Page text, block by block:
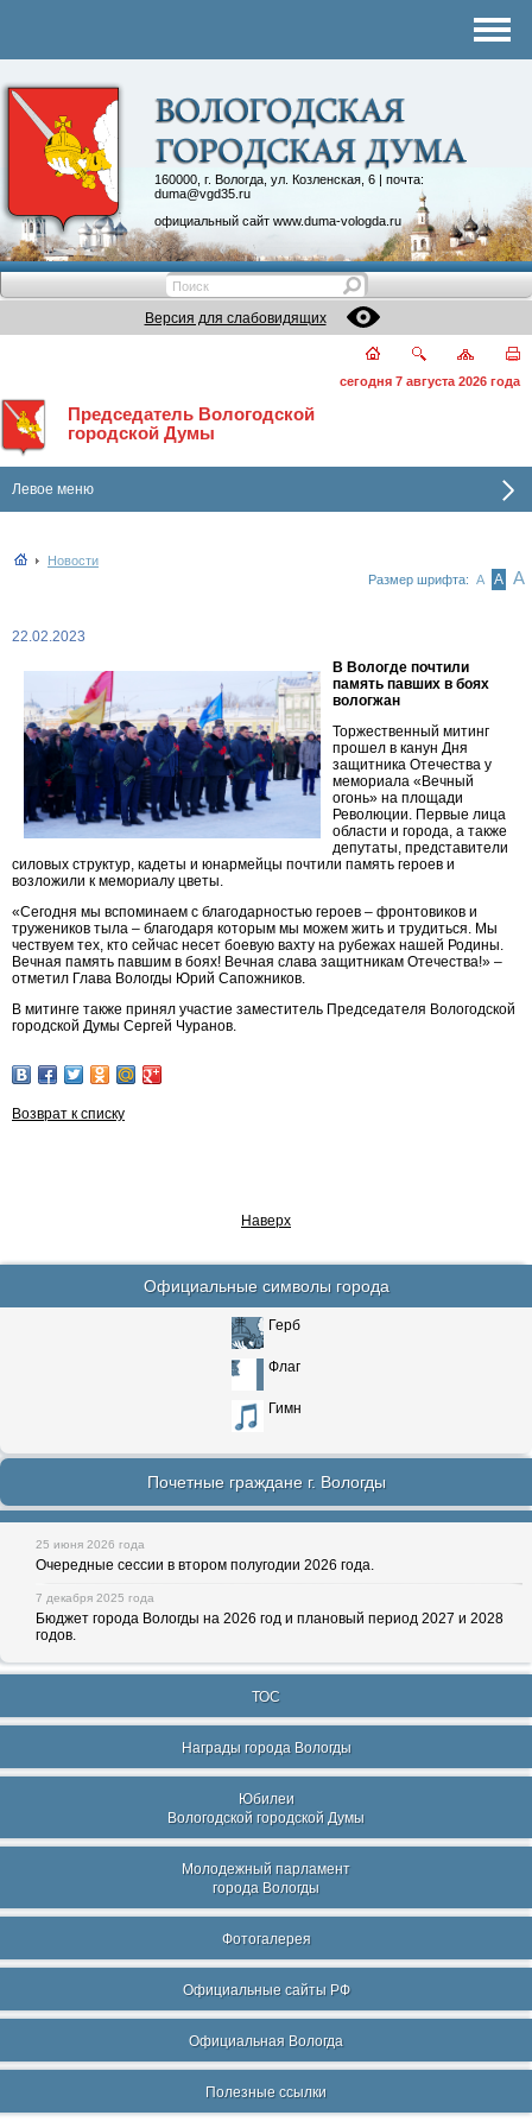
160000, г. Вологда, ул. Козленская, 6 | почта:
duma@vgd35.ru
официальный сайт www.duma-vologda.ru
Контакты
Депутатские объединения
Версия для слабовидящих
сегодня 7 августа 2026 года
Председатель Вологодской
городской Думы
Левое меню
Новости
Размер шрифта: А А А
22.02.2023
В Вологде почтили
память павших в боях
вологжан
Торжественный митинг
прошел в канун Дня
защитника Отечества у
мемориала «Вечный
огонь» на площади
Революции. Первые лица
области и города, а также
депутаты, представители
силовых структур, кадеты и юнармейцы почтили память героев и
возложили к мемориалу цветы.
«Сегодня мы вспоминаем с благодарностью героев – фронтовиков и
тружеников тыла – благодаря которым мы можем жить и трудиться. Мы
чествуем тех, кто сейчас несет боевую вахту на рубежах нашей Родины.
Вечная память павшим в боях! Вечная слава защитникам Отечества!» –
отметил Глава Вологды Юрий Сапожников.
В митинге также принял участие заместитель Председателя Вологодской
городской Думы Сергей Чуранов.
Возврат к списку
Наверх
Официальные символы города
Герб
Флаг
Гимн
Почетные граждане г. Вологды
25 июня 2026 года
Очередные сессии в втором полугодии 2026 года.
7 декабря 2025 года
Бюджет города Вологды на 2026 год и плановый период 2027 и 2028
годов.
ТОС
Награды города Вологды
Юбилеи
Вологодской городской Думы
Молодежный парламент
города Вологды
Фотогалерея
Официальные сайты РФ
Официальная Вологда
Полезные ссылки